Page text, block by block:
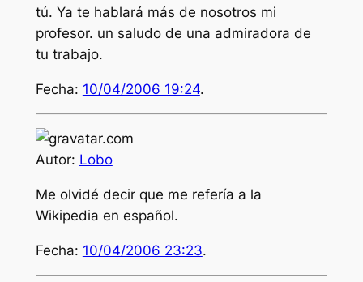
tú. Ya te hablará más de nosotros mi
profesor. un saludo de una admiradora de
tu trabajo.
Fecha: 10/04/2006 19:24.
Autor: Lobo
Me olvidé decir que me refería a la
Wikipedia en español.
Fecha: 10/04/2006 23:23.